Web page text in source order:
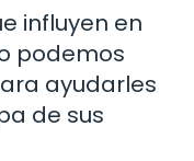
influyen en
podemos
ayudarles
de sus